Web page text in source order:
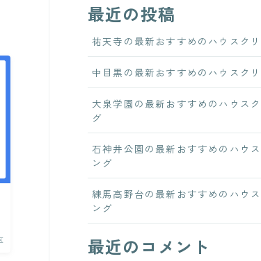
最近の投稿
祐天寺の最新おすすめのハウスク
中目黒の最新おすすめのハウスク
大泉学園の最新おすすめのハウス
グ
石神井公園の最新おすすめのハウ
ング
練馬高野台の最新おすすめのハウ
ング
最近のコメント